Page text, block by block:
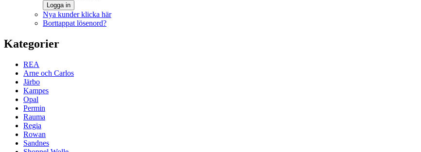
Logga in
Nya kunder klicka här
Borttappat lösenord?
Kategorier
REA
Arne och Carlos
Järbo
Kampes
Opal
Permin
Rauma
Regia
Rowan
Sandnes